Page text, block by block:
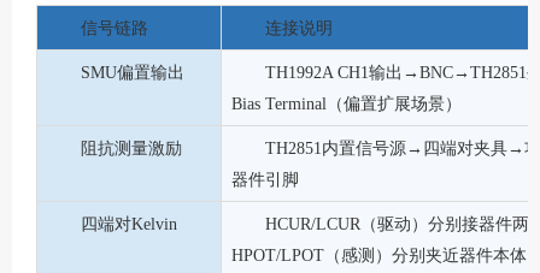
信号链路 连接说明
SMU偏置输出
TH1992A CH1输出→BNC→TH2851
Bias Terminal（偏置扩展场景）
阻抗测量激励
TH2851内置信号源→四端对夹具→
器件引脚
四端对Kelvin
HCUR/LCUR（驱动）分别接器件两
HPOT/LPOT（感测）分别夹近器件本体